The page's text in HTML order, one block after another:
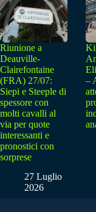
Riunione a
Deauville-
Clairefontaine
(FRA) 27/07:
Siepi e Steeple di
spessore con
molti cavalli al
via per quote
interessanti e
pronostici con
sorprese
27 Luglio
2026
–